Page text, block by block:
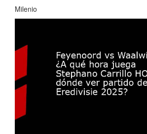
Milenio